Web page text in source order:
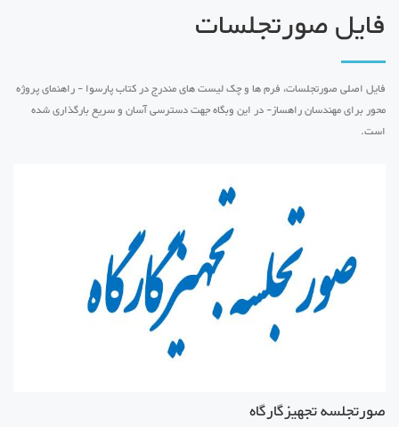
فایل صورتجلسات
فایل اصلی صورتجلسات، فرم ها و چک لیست های مندرج در کتاب پارسوا - راهنمای پروژه
محور برای مهندسان راهساز- در این وبگاه جهت دسترسی آسان و سریع بارگذاری شده
است.
صورتجلسه تجهیزگارگاه